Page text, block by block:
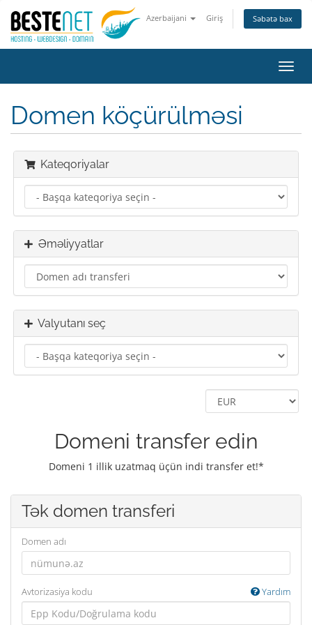
Azerbaijani Giriş Səbətə bax
keçid
Domen köçürülməsi
Kateqoriyalar
Əməliyyatlar
Valyutanı seç
Domeni transfer edin
Domeni 1 illik uzatmaq üçün indi transfer et!*
Tək domen transferi
Domen adı
Avtorizasiya kodu Yardım